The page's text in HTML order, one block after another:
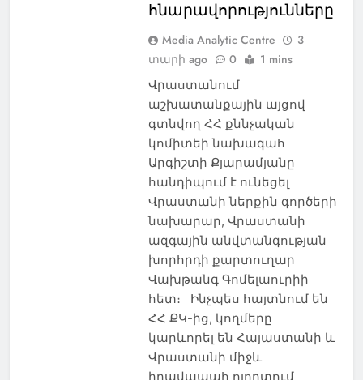
հնարավորությունները
Media Analytic Centre
3
տարի ago
0 1 mins
Վրաստանում
աշխատանքային այցով
գտնվող ՀՀ քննչական
կոմիտեի նախագահ
Արգիշտի Քյարամյանը
հանդիպում է ունեցել
Վրաստանի ներքին գործերի
նախարար, Վրաստանի
ազգային անվտանգության
խորհրդի քարտուղար
Վախթանգ Գոմելաուրիի
հետ։ Ինչպես հայտնում են
ՀՀ ՔԿ-ից, կողմերը
կարևորել են Հայաստանի և
Վրաստանի միջև
իրավապահ ոլորտում